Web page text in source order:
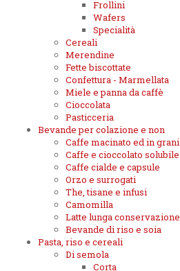
Frollini
Wafers
Specialità
Cereali
Merendine
Fette biscottate
Confettura - Marmellata
Miele e panna da caffè
Cioccolata
Pasticceria
Bevande per colazione e non
Caffe macinato ed in grani
Caffe e cioccolato solubile
Caffe cialde e capsule
Orzo e surrogati
The, tisane e infusi
Camomilla
Latte lunga conservazione
Bevande di riso e soia
Pasta, riso e cereali
Di semola
Corta